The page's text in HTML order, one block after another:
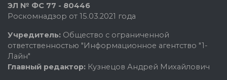
ЭЛ № ФС 77 - 80446
Роскомнадзор от 15.03.2021 года
Учредитель: Общество с ограниченной
ответственностью "Информационное агентство "1-
Лайн"
Главный редактор: Кузнецов Андрей Михайлович